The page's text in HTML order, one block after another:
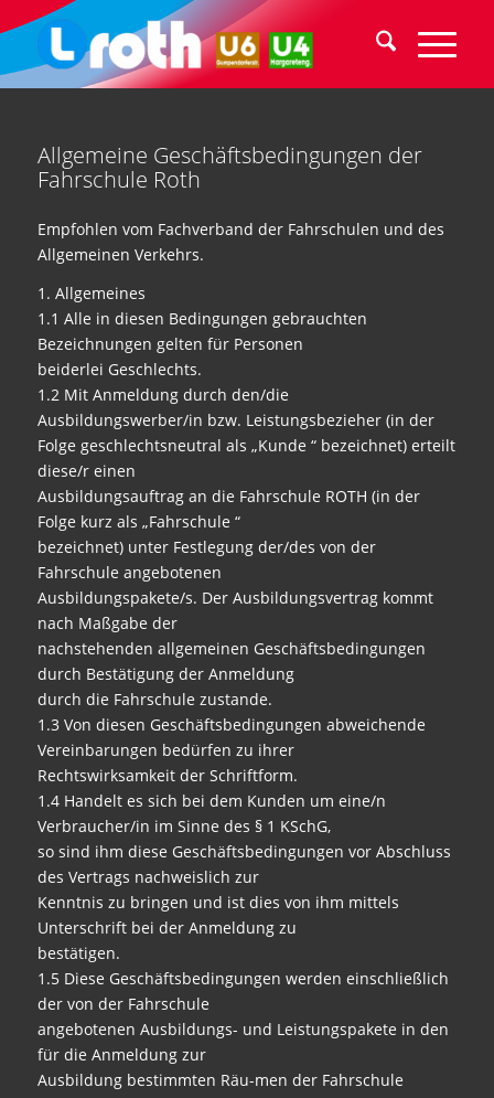
Allgemeine Geschäftsbedingungen der
Fahrschule Roth
Empfohlen vom Fachverband der Fahrschulen und des
Allgemeinen Verkehrs.
1. Allgemeines
1.1 Alle in diesen Bedingungen gebrauchten
Bezeichnungen gelten für Personen
beiderlei Geschlechts.
1.2 Mit Anmeldung durch den/die
Ausbildungswerber/in bzw. Leistungsbezieher (in der
Folge geschlechtsneutral als „Kunde “ bezeichnet) erteilt
diese/r einen
Ausbildungsauftrag an die Fahrschule ROTH (in der
Folge kurz als „Fahrschule “
bezeichnet) unter Festlegung der/des von der
Fahrschule angebotenen
Ausbildungspakete/s. Der Ausbildungsvertrag kommt
nach Maßgabe der
nachstehenden allgemeinen Geschäftsbedingungen
durch Bestätigung der Anmeldung
durch die Fahrschule zustande.
1.3 Von diesen Geschäftsbedingungen abweichende
Vereinbarungen bedürfen zu ihrer
Rechtswirksamkeit der Schriftform.
1.4 Handelt es sich bei dem Kunden um eine/n
Verbraucher/in im Sinne des § 1 KSchG,
so sind ihm diese Geschäftsbedingungen vor Abschluss
des Vertrags nachweislich zur
Kenntnis zu bringen und ist dies von ihm mittels
Unterschrift bei der Anmeldung zu
bestätigen.
1.5 Diese Geschäftsbedingungen werden einschließlich
der von der Fahrschule
angebotenen Ausbildungs- und Leistungspakete in den
für die Anmeldung zur
Ausbildung bestimmten Räu-men der Fahrschule